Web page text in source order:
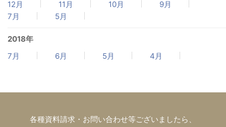
12月
11月 10月
9月
7月
5月
2018年
7月
6月 5月 4月
各種資料請求・お問い合わせ等ございましたら、